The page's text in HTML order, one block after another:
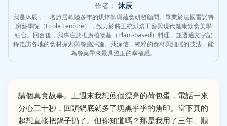
作者： 沐辰
我是沐辰，一名旅居歐陸多年的烘焙師與蔬食研發顧問。畢業於法國雷諾特
廚藝學院（École Lenôtre），致力於將正統烘焙工藝與現代健康飲食美學
結合。回台後，我專注於推廣植物基（Plant-based）料理，並透過文字記
錄走訪各地的食材探索與餐廳評論。我深信，純粹的食材與細膩的技法，能
為餐桌帶來最具溫度的幸福感。
講個真實故事。上週末我想煎個漂亮的荷包蛋，電話一來
分心三十秒，回頭鍋底就多了塊黑乎乎的焦印。當下真的
超想直接把鍋子扔了。但你知道嗎？那是我用了三年、順